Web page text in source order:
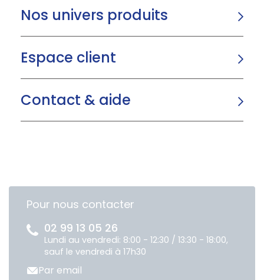
Nos univers produits
Espace client
Contact & aide
Pour nous contacter
02 99 13 05 26
Lundi au vendredi: 8:00 - 12:30 / 13:30 - 18:00,
sauf le vendredi à 17h30
Par email